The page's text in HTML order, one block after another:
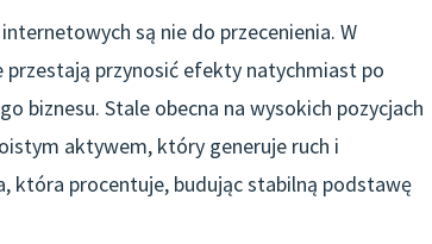
są nie do przecenienia. W
przynosić efekty natychmiast po
biznesu. Stale obecna na wysokich pozycjach
aktywem, który generuje ruch i
która procentuje, budując stabilną podstawę